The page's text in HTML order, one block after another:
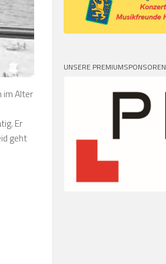
im Alter
Er
geht
UNSERE PREMIUMSPONSOREN